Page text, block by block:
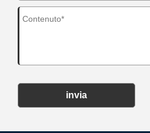
invia